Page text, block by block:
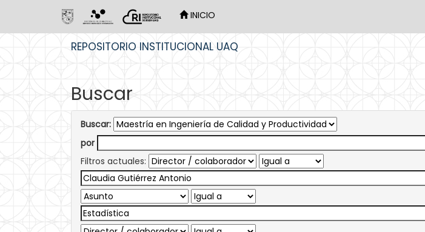
INICIO
REPOSITORIO INSTITUCIONAL UAQ
Buscar
Buscar:
por
Filtros actuales: